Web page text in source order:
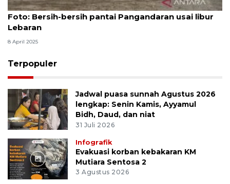
Foto
Foto: Bersih-bersih pantai Pangandaran usai libur
Lebaran
8 April 2025
Terpopuler
Jadwal puasa sunnah Agustus 2026
lengkap: Senin Kamis, Ayyamul
Bidh, Daud, dan niat
31 Juli 2026
Infografik
Evakuasi korban kebakaran KM
Mutiara Sentosa 2
3 Agustus 2026